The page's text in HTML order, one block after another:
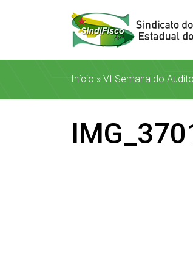
Início » VI Semana do